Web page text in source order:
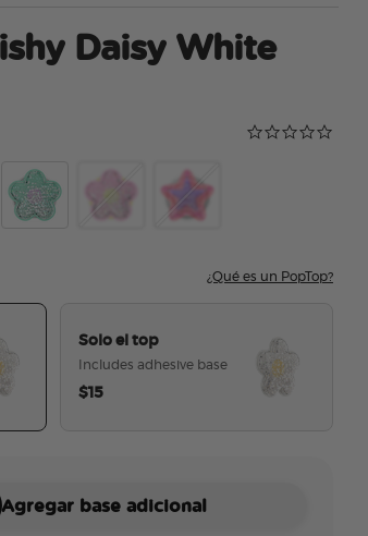
Daisy White
Calificación
0.0 star rating
¿Qué es un PopTop?
Solo el top
Includes adhesive base
$15
Agregar base adicional